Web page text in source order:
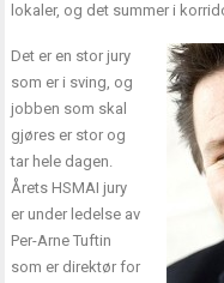
lokaler, og det summer i
Det er en stor jury
som er i sving, og
jobben som skal
gjøres er stor og
tar hele dagen.
Årets HSMAI jury
er under ledelse av
Per-Arne Tuftin
som er direktør for